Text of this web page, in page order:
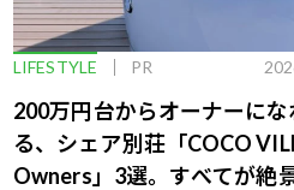
LIFESTYLE PR
200万円台からオーナーにな
る、シェア別荘「COCO
Owners」3選。すべてが絶